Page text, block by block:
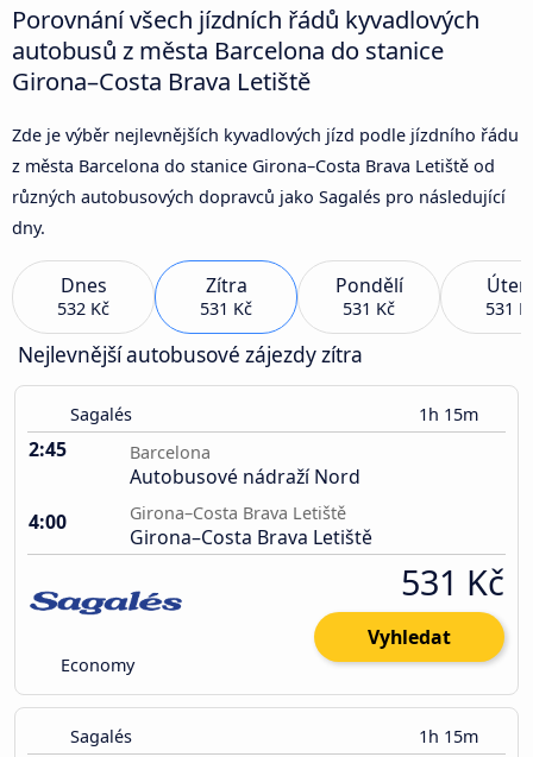
Porovnání všech jízdních řádů kyvadlových
autobusů z města Barcelona do stanice
Girona–Costa Brava Letiště
Zde je výběr nejlevnějších kyvadlových jízd podle jízdního řádu
z města Barcelona do stanice Girona–Costa Brava Letiště od
různých autobusových dopravců jako Sagalés pro následující
dny.
Dnes
532 Kč
Zítra
531 Kč
Pondělí
531 Kč 531
Nejlevnější autobusové zájezdy zítra
Sagalés 1h 15m
2:45 Barcelona
Autobusové nádraží Nord
4:00
Girona–Costa Brava Letiště
Girona–Costa Brava Letiště
Economy
531 Kč
Vyhledat
Sagalés 1h 15m